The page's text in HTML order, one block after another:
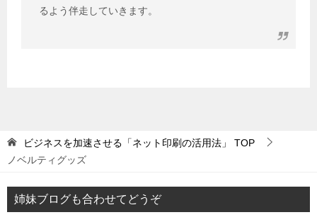
るよう伴走していきます。
ビジネスを加速させる「ネット印刷の活用法」
TOP
ノベルティグッズ
姉妹ブログも合わせてどうぞ